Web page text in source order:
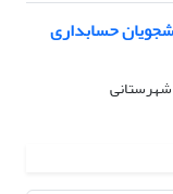
حسابداری
شهرستانی